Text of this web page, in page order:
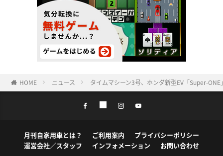
HOME ニュース タイムマシーン3号、ホンダ新型EV「Super-
月刊自家用車とは？ ご利用案内
プライバシーポリシー
運営会社／スタッフ
インフォメーション お問い合わせ